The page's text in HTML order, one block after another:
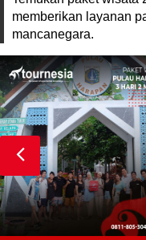
memberikan layanan
mancanegara.